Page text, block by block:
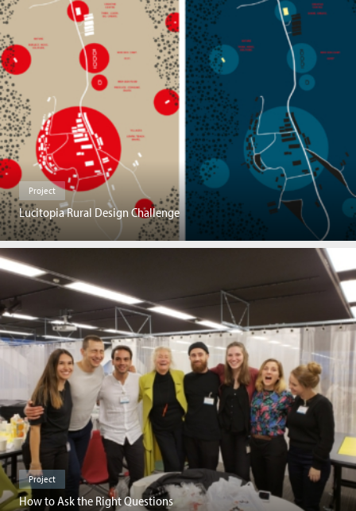
Project
Lucitopia Rural Design Challenge
Project
How to Ask the Right Questions